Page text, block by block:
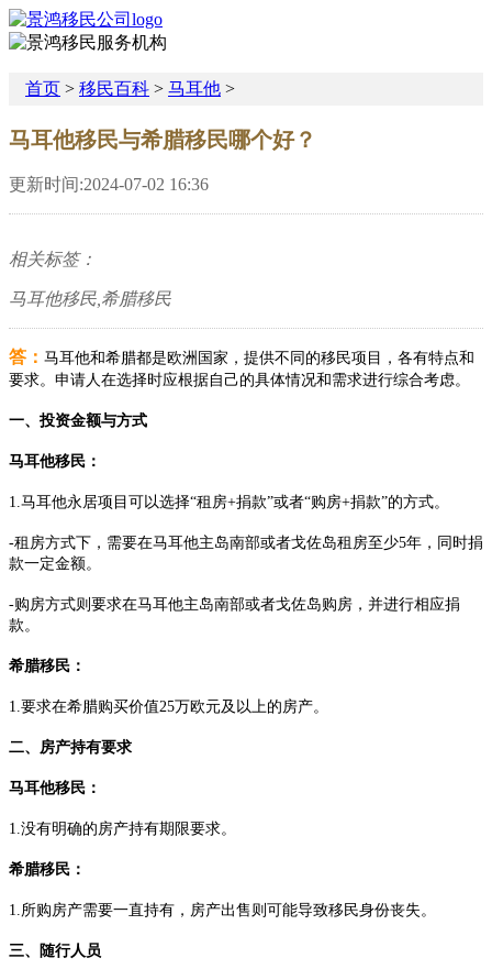
首页 > 移民百科 > 马耳他 >
马耳他移民与希腊移民哪个好？
更新时间:2024-07-02 16:36
相关标签：
马耳他移民,希腊移民
答： 马耳他和希腊都是欧洲国家，提供不同的移民项目，各有特点和
要求。申请人在选择时应根据自己的具体情况和需求进行综合考虑。
一、投资金额与方式
马耳他移民：
1.马耳他永居项目可以选择“租房+捐款”或者“购房+捐款”的方式。
-租房方式下，需要在马耳他主岛南部或者戈佐岛租房至少5年，同时捐
款一定金额。
-购房方式则要求在马耳他主岛南部或者戈佐岛购房，并进行相应捐
款。
希腊移民：
1.要求在希腊购买价值25万欧元及以上的房产。
二、房产持有要求
马耳他移民：
1.没有明确的房产持有期限要求。
希腊移民：
1.所购房产需要一直持有，房产出售则可能导致移民身份丧失。
三、随行人员